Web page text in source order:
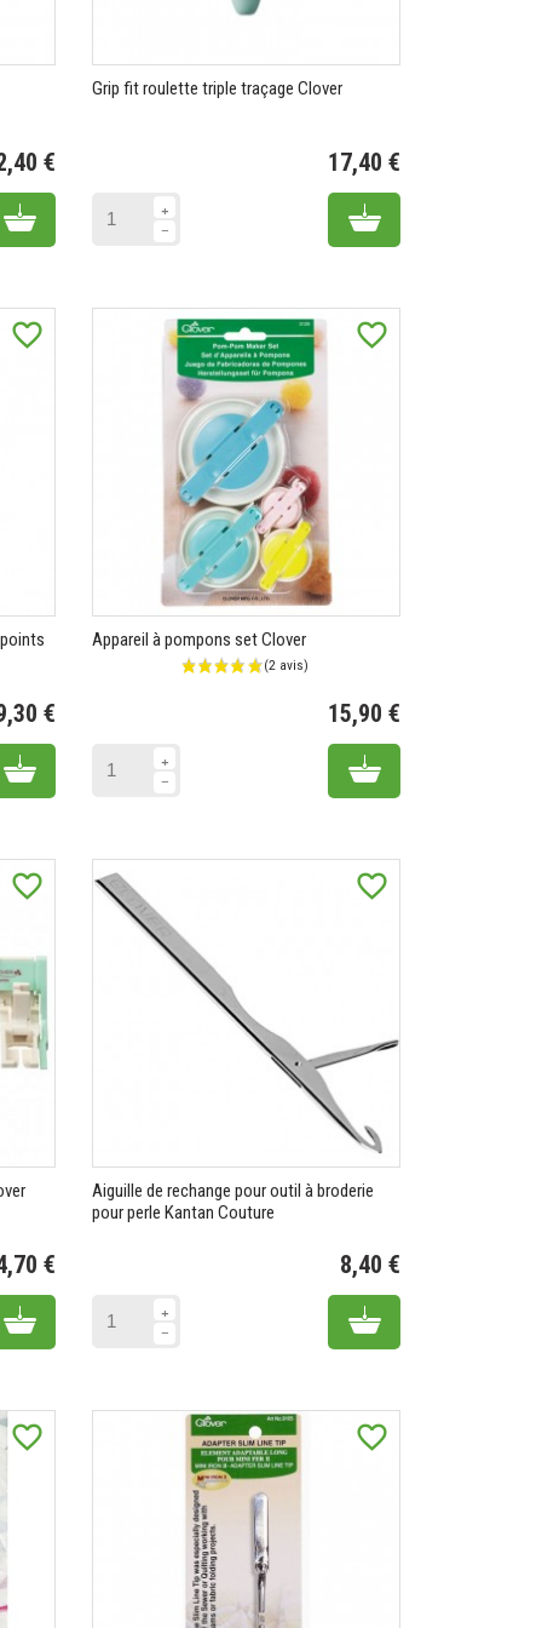
€
Add to cart
Grip fit roulette triple traçage Clover
17,40 €
Add to cart
favorite_border
€
Add to cart
favorite_border
Appareil à pompons set Clover
15,90 €
Add to cart
favorite_border
€
Add to cart
favorite_border
Aiguille de rechange pour outil à broderie
pour perle Kantan Couture
8,40 €
Add to cart
favorite_border favorite_border